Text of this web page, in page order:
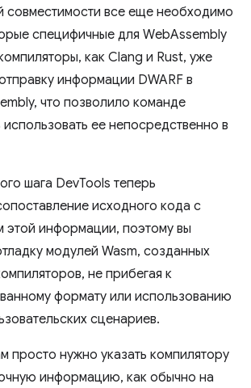
совместимости все еще необходимо
специфичные для WebAssembly
как Clang и Rust, уже
информации DWARF в
что позволило команде
использовать ее непосредственно в
шага DevTools теперь
исходного кода с
этой информации, поэтому вы
модулей Wasm, созданных
не прибегая к
формату или использованию
сценариев.
просто нужно указать компилятору
информацию, как обычно на